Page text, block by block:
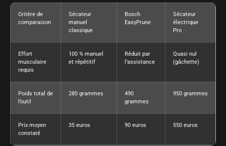
Critère de
comparaison
Sécateur
manuel
classique
Bosch
EasyPrune
Sécateur
électrique
Pro
Effort
musculaire
requis
100 % manuel
et répétitif
Réduit par
l’assistance
Quasi nul
(gâchette)
Poids total de
l’outil
280 grammes
490
grammes
950 grammes
Prix moyen
constaté
35 euros 90 euros 550 euros